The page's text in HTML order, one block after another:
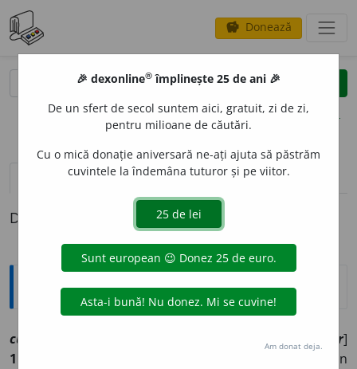
savings Donează
clear
opțiuni
definiții (1) pronunțievolume_up (3)
Definiția cu ID-ul 1089910:
Explicative DEX
cupl coupler]
1
) A reuni două (sau mai multe) elemente într-un
🎉 dexonline® împlinește 25 de ani 🎉
De un sfert de secol suntem aici, gratuit, zi de zi,
pentru milioane de căutări.
Cu o mică donație aniversară ne-ați ajuta să păstrăm
cuvintele la îndemâna tuturor și pe viitor.
Am donat deja.